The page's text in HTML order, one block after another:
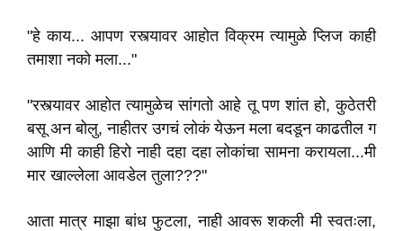
"हे काय... आपण रस्त्यावर आहोत विक्रम त्यामुळे प्लिज काही
तमाशा नको मला..."
"रस्त्यावर आहोत त्यामुळेच सांगतो आहे तू पण शांत हो, कुठेतरी
बसू अन बोलु, नाहीतर उगचं लोकं येऊन मला बदडून काढतील ग
आणि मी काही हिरो नाही दहा दहा लोकांचा सामना करायला...मी
मार खाल्लेला आवडेल तुला???"
आता मात्र माझा बांध फुटला, नाही आवरू शकली मी स्वतःला,